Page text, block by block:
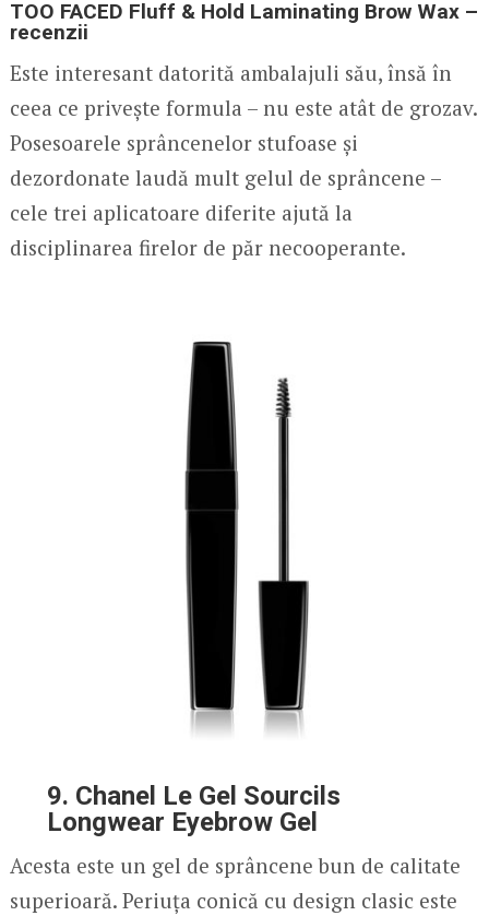
TOO FACED Fluff & Hold Laminating Brow Wax –
recenzii
Este interesant datorită ambalajuli său, însă în
ceea ce privește formula – nu este atât de grozav.
Posesoarele sprâncenelor stufoase și
dezordonate laudă mult gelul de sprâncene –
cele trei aplicatoare diferite ajută la
disciplinarea firelor de păr necooperante.
9. Chanel Le Gel Sourcils
Longwear Eyebrow Gel
Acesta este un gel de sprâncene bun de calitate
superioară. Periuța conică cu design clasic este